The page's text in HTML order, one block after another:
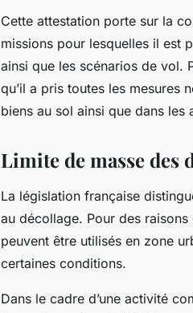
Cette attestation porte sur la
missions pour lesquelles il est
ainsi que les scénarios de vol.
qu’il a pris toutes les mesures
biens au sol ainsi que dans les
Limite de masse
La législation française
au décollage. Pour des
peuvent être utilisés en zone
certaines conditions.
Dans le cadre d’une activité